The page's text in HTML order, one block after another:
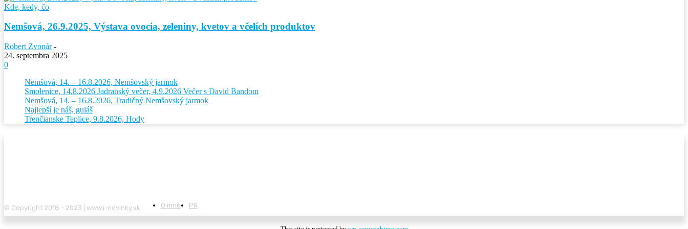
Kde, kedy, čo
Nemšová, 26.9.2025, Výstava ovocia, zeleniny, kvetov a včelích produktov
Robert Zvonár -
24. septembra 2025
0
Nemšová, 14. – 16.8.2026, Nemšovský jarmok
Smolenice, 14.8.2026 Jadranský večer, 4.9.2026 Večer s David Bandom
Nemšová, 14. – 16.8.2026, Tradičný Nemšovský jarmok
Najlepší je náš, guláš
Trenčianske Teplice, 9.8.2026, Hody
© Copyright 2018 - 2023 | www.i-novinky.sk O mne PR